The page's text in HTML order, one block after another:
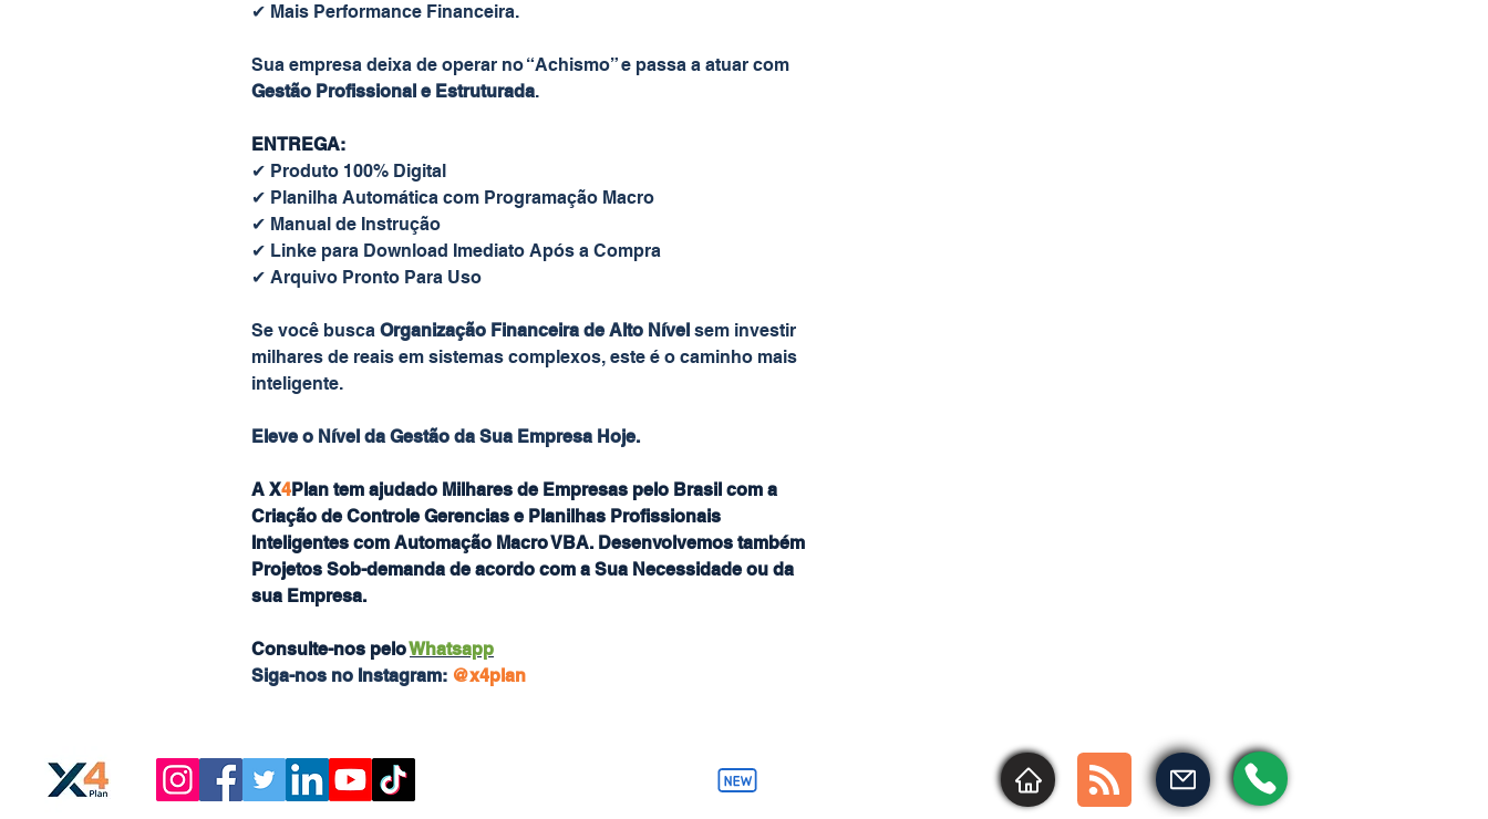
✔ Mais Performance Financeira.
Sua empresa deixa de operar no “Achismo” e passa a atuar com
Gestão Profissional e Estruturada.
ENTREGA:
✔ Produto 100% Digital
✔ Planilha Automática com Programação Macro
✔ Manual de Instrução
✔ Linke para Download Imediato Após a Compra
✔ Arquivo Pronto Para Uso
Se você busca Organização Financeira de Alto Nível sem investir
milhares de reais em sistemas complexos, este é o caminho mais
inteligente.
Eleve o Nível da Gestão da Sua Empresa Hoje.
A X4Plan tem ajudado Milhares de Empresas pelo Brasil com a
Criação de Controle Gerencias e Planilhas Profissionais
Inteligentes com Automação Macro VBA. Desenvolvemos também
Projetos Sob-demanda de acordo com a Sua Necessidade ou da
sua Empresa.
Consulte-nos peloWhatsapp
Siga-nos no Instagram: @x4plan